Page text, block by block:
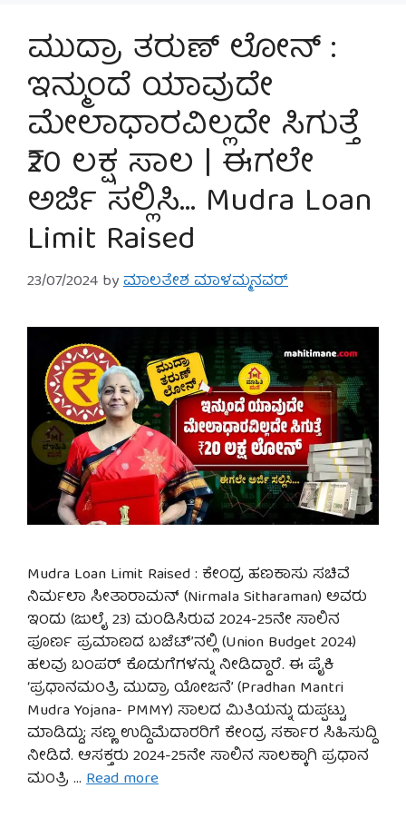
ಮುದ್ರಾ ತರುಣ್ ಲೋನ್ :
ಇನ್ಮುಂದೆ ಯಾವುದೇ
ಮೇಲಾಧಾರವಿಲ್ಲದೇ ಸಿಗುತ್ತೆ
₹20 ಲಕ್ಷ ಸಾಲ | ಈಗಲೇ
ಅರ್ಜಿ ಸಲ್ಲಿಸಿ… Mudra Loan
Limit Raised
23/07/2024 byಮಾಲತೇಶ ಮಾಳಮ್ಮನವರ್
Mudra Loan Limit Raised : ಕೇಂದ್ರ ಹಣಕಾಸು ಸಚಿವೆ
ನಿರ್ಮಲಾ ಸೀತಾರಾಮನ್ (Nirmala Sitharaman) ಅವರು
ಇಂದು (ಜುಲೈ 23) ಮಂಡಿಸಿರುವ 2024-25ನೇ ಸಾಲಿನ
ಪೂರ್ಣ ಪ್ರಮಾಣದ ಬಜೆಟ್’ನಲ್ಲಿ (Union Budget 2024)
ಹಲವು ಬಂಪರ್ ಕೊಡುಗೆಗಳನ್ನು ನೀಡಿದ್ದಾರೆ. ಈ ಪೈಕಿ
‘ಪ್ರಧಾನಮಂತ್ರಿ ಮುದ್ರಾ ಯೋಜನೆ’ (Pradhan Mantri
Mudra Yojana- PMMY) ಸಾಲದ ಮಿತಿಯನ್ನು ದುಪ್ಪಟ್ಟು
ಮಾಡಿದ್ದು; ಸಣ್ಣ ಉದ್ದಿಮೆದಾರರಿಗೆ ಕೇಂದ್ರ ಸರ್ಕಾರ ಸಿಹಿಸುದ್ದಿ
ನೀಡಿದೆ. ಆಸಕ್ತರು 2024-25ನೇ ಸಾಲಿನ ಸಾಲಕ್ಕಾಗಿ ಪ್ರಧಾನ
ಮಂತ್ರಿ … Read more